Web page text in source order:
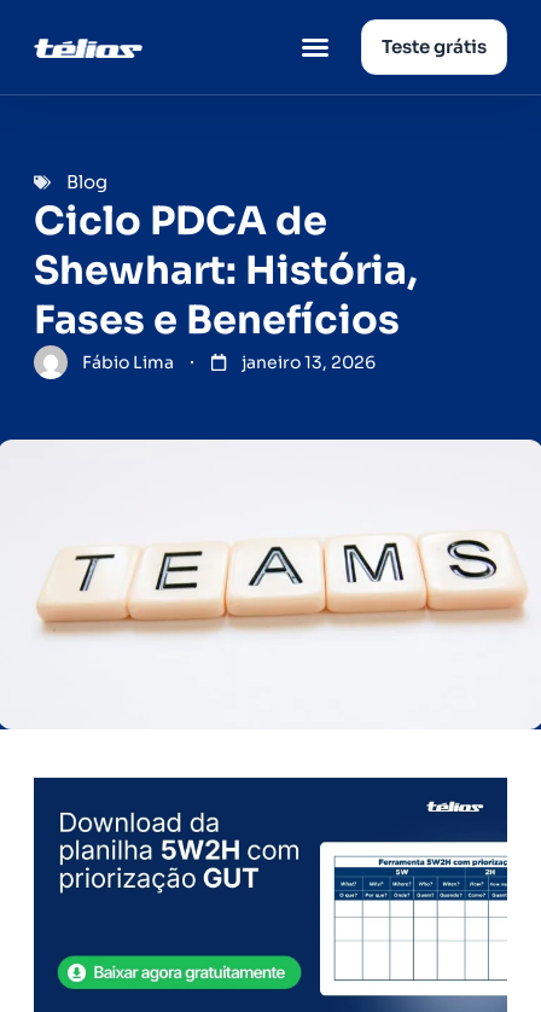
Teste grátis
Blog
Ciclo PDCA de
Shewhart: História,
Fases e Benefícios
Fábio Lima janeiro 13, 2026